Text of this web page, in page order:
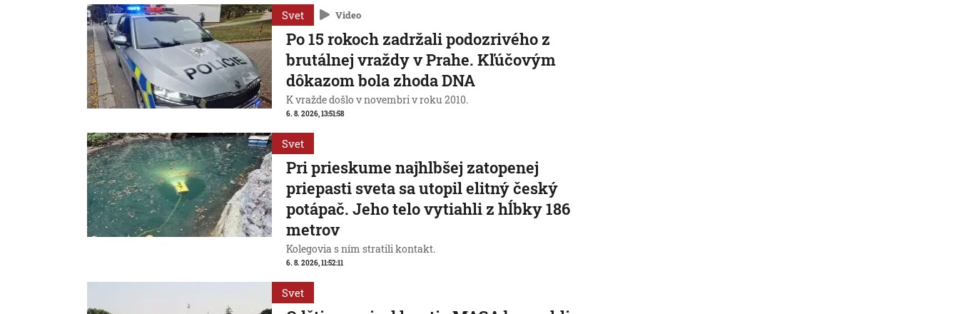
Svet Video
Po 15 rokoch zadržali podozrivého z
brutálnej vraždy v Prahe. Kľúčovým
dôkazom bola zhoda DNA
K vražde došlo v novembri v roku 2010.
6. 8. 2026, 13:51:58
Svet
Pri prieskume najhlbšej zatopenej
priepasti sveta sa utopil elitný český
potápač. Jeho telo vytiahli z hĺbky 186
metrov
Kolegovia s ním stratili kontakt.
6. 8. 2026, 11:52:11
Svet